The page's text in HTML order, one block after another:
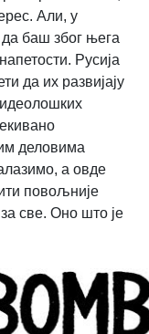
Али, у
баш због њега
Русија
да их развијају
деловима
а овде
повољније
све. Оно што је